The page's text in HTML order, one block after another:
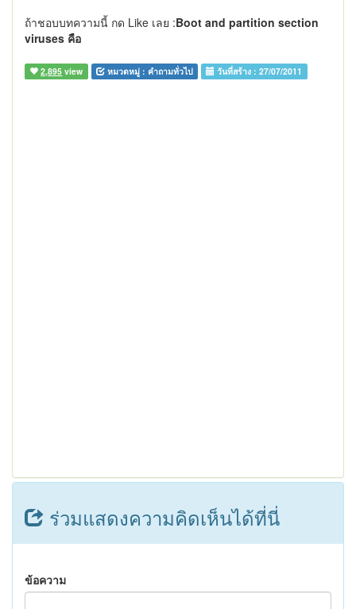
ถ้าชอบบทความนี้ กด Like เลย :Boot and partition section
viruses คือ
2,895 view หมวดหมู่ : คำถามทั่วไป วันที่สร้าง :27/07/2011
ร่วมแสดงความคิดเห็นได้ที่นี่
ข้อความ